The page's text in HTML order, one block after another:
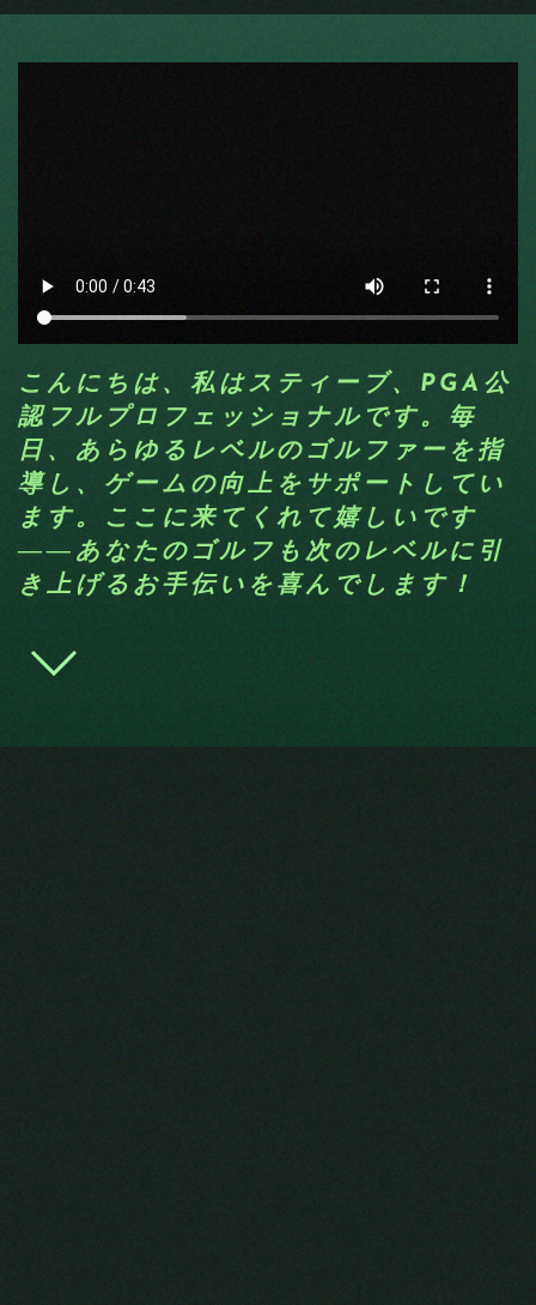
こんにちは、私はスティーブ、PGA公
認フルプロフェッショナルです。毎
日、あらゆるレベルのゴルファーを指
導し、ゲームの向上をサポートしてい
ます。ここに来てくれて嬉しいです
――あなたのゴルフも次のレベルに引
き上げるお手伝いを喜んでします！